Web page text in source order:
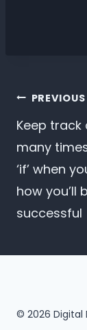
PREVIOUS
Keep track
many
‘if’ when
how you’ll
successful
© 2026 Digital